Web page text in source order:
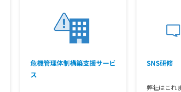
危機管理体制構築支援サービ
ス
SNS研修
弊社はこれ